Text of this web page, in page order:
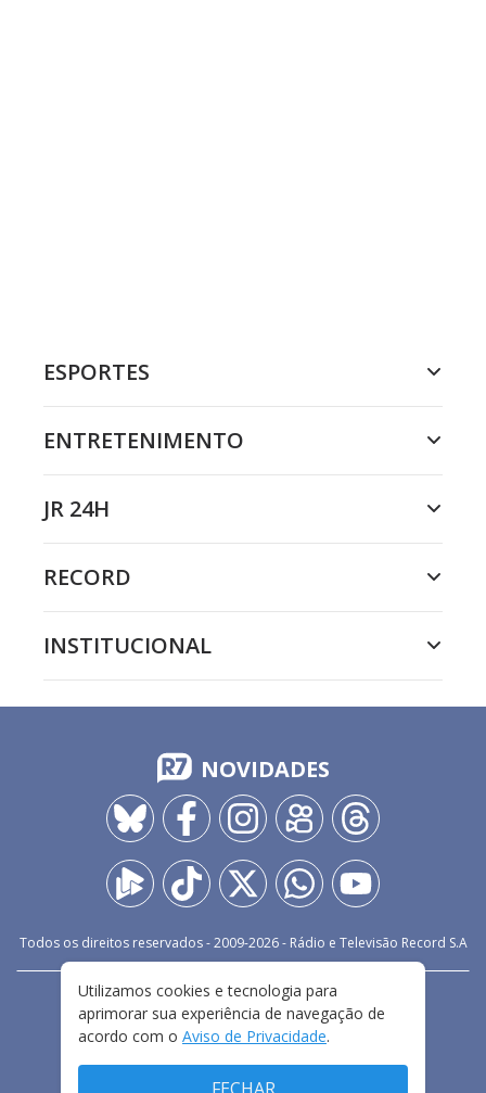
ESPORTES
ENTRETENIMENTO
JR 24H
RECORD
INSTITUCIONAL
NOVIDADES
Todos os direitos reservados - 2009-2026- Rádio e Televisão Record S.A
FALE CONOSCO
PRIVACIDADE
TERMOS E CONDIÇÕES DE USO
Utilizamos cookies e tecnologia para
aprimorar sua experiência de navegação de
acordo com o Aviso de Privacidade.